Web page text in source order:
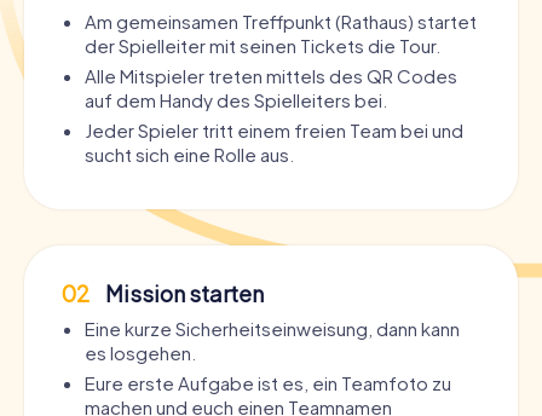
Am gemeinsamen Treffpunkt (Rathaus) startet
der Spielleiter mit seinen Tickets die Tour.
Alle Mitspieler treten mittels des QR Codes
auf dem Handy des Spielleiters bei.
Jeder Spieler tritt einem freien Team bei und
sucht sich eine Rolle aus.
02 Mission starten
Eine kurze Sicherheitseinweisung, dann kann
es losgehen.
Eure erste Aufgabe ist es, ein Teamfoto zu
machen und euch einen Teamnamen